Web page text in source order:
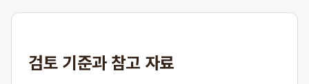
검토 기준과 참고 자료